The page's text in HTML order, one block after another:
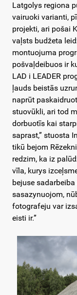
Latgolys regiona
vairuoki varianti,
projekti, ari pošai
vaļsts budžeta
montuojuma
pošvaļdeibuos ir
LAD i LEADER
ļauds beistās
naprūt
stuovūkli, ari tod
dorbuotīs kai
saprast,” stuosta
tikū bejom
redzim, ka iz
vīla, kurys
bejuse
sasazynuojom,
fotografeju var
eisti ir.”